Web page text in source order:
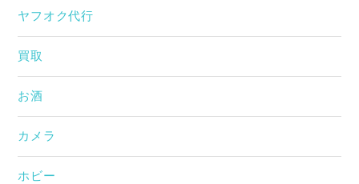
ヤフオク代行
買取
お酒
カメラ
ホビー